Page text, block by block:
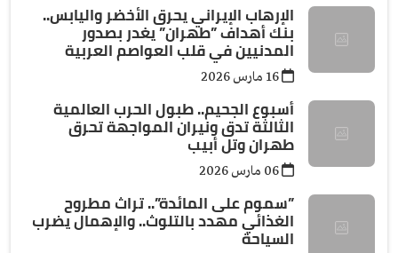
الإرهاب الإيراني يحرق الأخضر واليابس..
بنك أهداف ”طهران” يغدر بصدور
المدنيين في قلب العواصم العربية
أسبوع الجحيم.. طبول الحرب العالمية
الثالثة تدق ونيران المواجهة تحرق
طهران وتل أبيب
”سموم على المائدة”.. تراث مطروح
الغذائي مهدد بالتلوث.. والإهمال يضرب
السياحة